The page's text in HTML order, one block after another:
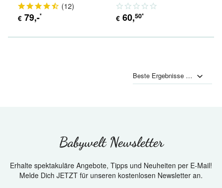
(12)
€ 79,-* € 60,50*
Babywelt Newsletter
Erhalte spektakuläre Angebote, Tipps und Neuheiten per E-Mail!
Melde Dich JETZT für unseren kostenlosen Newsletter an.